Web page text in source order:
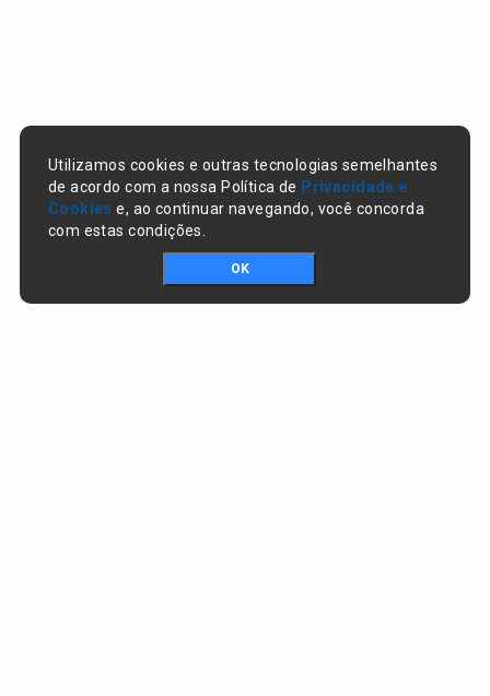
Utilizamos cookies e outras tecnologias semelhantes
de acordo com a nossa Política de Privacidade e
Cookies e, ao continuar navegando, você concorda
com estas condições.
OK